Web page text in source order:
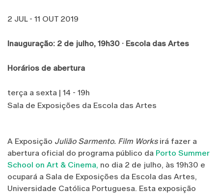
2 JUL - 11 OUT 2019
Inauguração: 2 de julho, 19h30 · Escola das Artes
Horários de abertura
terça a sexta | 14 - 19h
Sala de Exposições da Escola das Artes
A Exposição Julião Sarmento. Film Worksirá fazer a
abertura oficial do programa público da Porto Summer
School on Art & Cinema, no dia 2 de julho, às 19h30 e
ocupará a Sala de Exposições da Escola das Artes,
Universidade Católica Portuguesa. Esta exposição